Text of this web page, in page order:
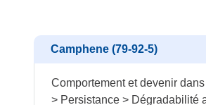
Camphene (79-92-5)
Comportement et devenir
> Persistance > Dégradabilité